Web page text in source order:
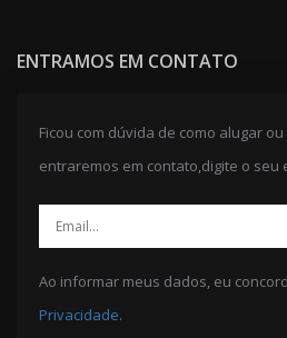
ENTRAMOS EM CONTATO
Ficou com dúvida de como alugar
entraremos em contato,digite o seu
Ao informar meus dados, eu
Privacidade.